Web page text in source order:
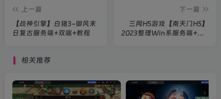
上一篇
【战神引擎】白猪3-御风末
日复古服务端+双端+教程
下一篇
三网H5游戏【南天门H5】
2023整理Win系服务端+GM
相关推荐